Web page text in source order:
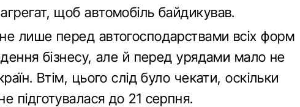
щоб автомобіль байдикував.
лише перед автогосподарствами всіх форм
бізнесу, але й перед урядами мало не
Втім, цього слід було чекати, оскільки
підготувалася до 21 серпня.